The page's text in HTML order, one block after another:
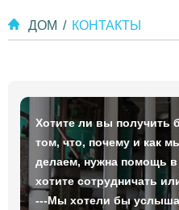
ДОМ / КОНТАКТЫ
Хотите ли вы
том, что, почему и как
делаем, нужна помощь
хотите сотрудничать
---Мы хотели бы